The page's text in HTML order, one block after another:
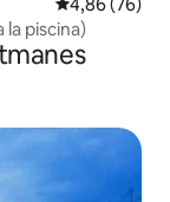
4,86 de
4,86 (76)
la piscina)